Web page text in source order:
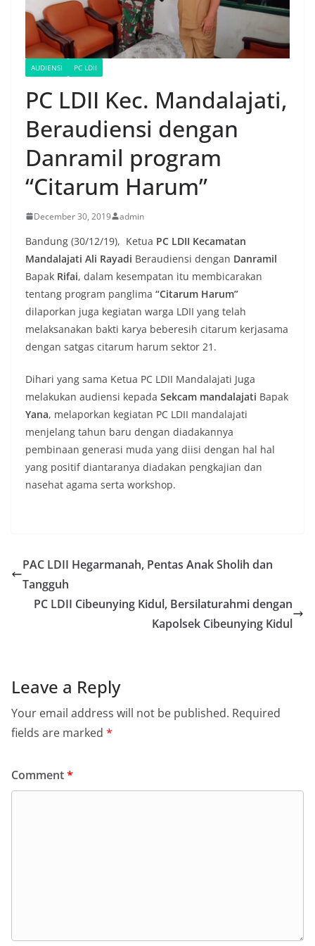
AUDIENSI PC LDII
PC LDII Kec. Mandalajati,
Beraudiensi dengan
Danramil program
“Citarum Harum”
December 30, 2019 admin
Bandung (30/12/19), Ketua PC LDII Kecamatan
Mandalajati Ali Rayadi Beraudiensi dengan Danramil
Bapak Rifai, dalam kesempatan itu membicarakan
tentang program panglima “Citarum Harum”
dilaporkan juga kegiatan warga LDII yang telah
melaksanakan bakti karya beberesih citarum kerjasama
dengan satgas citarum harum sektor 21.
Dihari yang sama Ketua PC LDII Mandalajati Juga
melakukan audiensi kepada Sekcam mandalajati Bapak
Yana, melaporkan kegiatan PC LDII mandalajati
menjelang tahun baru dengan diadakannya
pembinaan generasi muda yang diisi dengan hal hal
yang positif diantaranya diadakan pengkajian dan
nasehat agama serta workshop.
PAC LDII Hegarmanah, Pentas Anak Sholih dan
Tangguh
PC LDII Cibeunying Kidul, Bersilaturahmi dengan
Kapolsek Cibeunying Kidul
Leave a Reply
Your email address will not be published. Required
fields are marked *
Comment*